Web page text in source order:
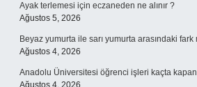
Ayak terlemesi için eczaneden ne alınır ?
Ağustos 5, 2026
Beyaz yumurta ile sarı yumurta arasındaki fark
Ağustos 4, 2026
Anadolu Üniversitesi öğrenci işleri kaçta
Ağustos 4, 2026